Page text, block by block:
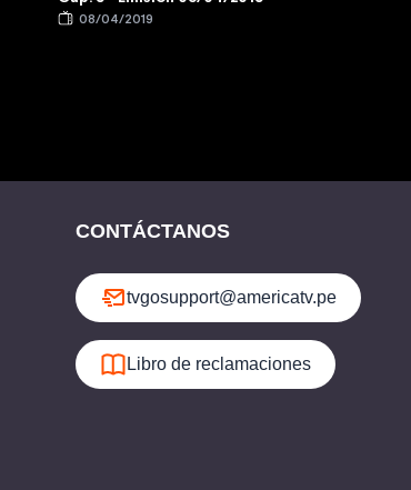
08/04/2019
CONTÁCTANOS
tvgosupport@americatv.pe
Libro de reclamaciones